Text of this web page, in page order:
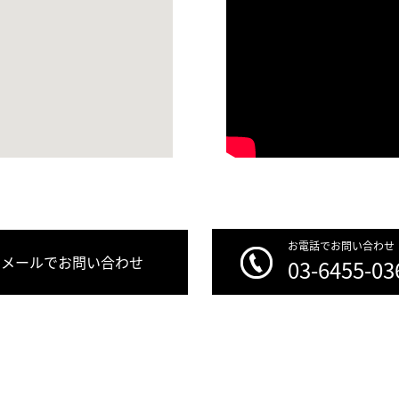
メールでお問い合わせ
お電話でお問い合わせ
03-6455-